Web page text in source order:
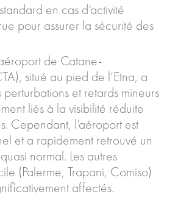
en cas d’activité
pour assurer la sécurité des
de Catane-
situé au pied de l’Etna, a
et retards mineurs
liés à la visibilité réduite
Cependant, l’aéroport est
et a rapidement retrouvé un
normal. Les autres
(Palerme, Trapani, Comiso)
affectés.